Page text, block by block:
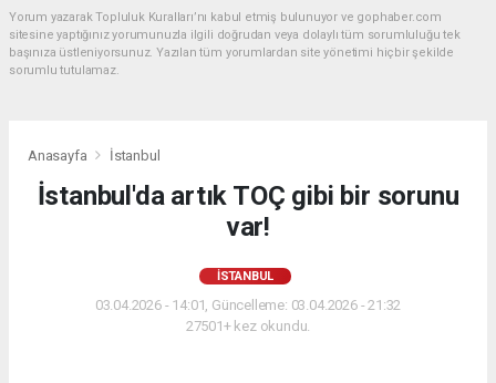
Yorum yazarak Topluluk Kuralları’nı kabul etmiş bulunuyor ve gophaber.com
sitesine yaptığınız yorumunuzla ilgili doğrudan veya dolaylı tüm sorumluluğu tek
başınıza üstleniyorsunuz. Yazılan tüm yorumlardan site yönetimi hiçbir şekilde
sorumlu tutulamaz.
Anasayfa İstanbul
İstanbul'da artık TOÇ gibi bir sorunu
var!
İSTANBUL
03.04.2026 - 14:01, Güncelleme: 03.04.2026 - 21:32
27501+ kez okundu.